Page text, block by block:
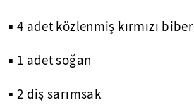
▪ 4 adet közlenmiş kırmızı biber
▪ 1 adet soğan
▪ 2 diş sarımsak